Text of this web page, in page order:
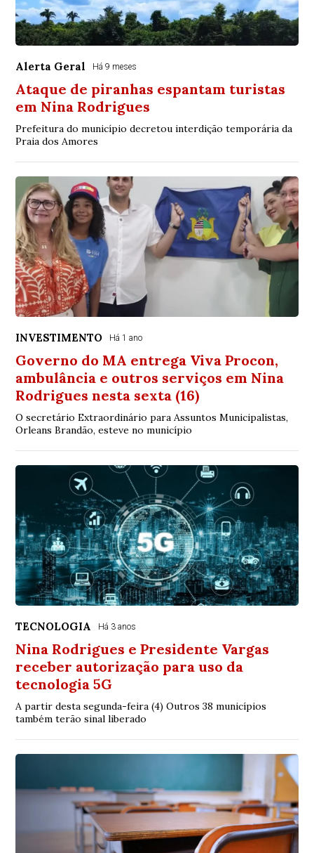
Alerta Geral Há 9 meses
Ataque de piranhas espantam turistas
em Nina Rodrigues
Prefeitura do município decretou interdição temporária da
Praia dos Amores
INVESTIMENTO Há 1 ano
Governo do MA entrega Viva Procon,
ambulância e outros serviços em Nina
Rodrigues nesta sexta (16)
O secretário Extraordinário para Assuntos Municipalistas,
Orleans Brandão, esteve no município
TECNOLOGIA Há 3 anos
Nina Rodrigues e Presidente Vargas
receber autorização para uso da
tecnologia 5G
A partir desta segunda-feira (4) Outros 38 municípios
também terão sinal liberado